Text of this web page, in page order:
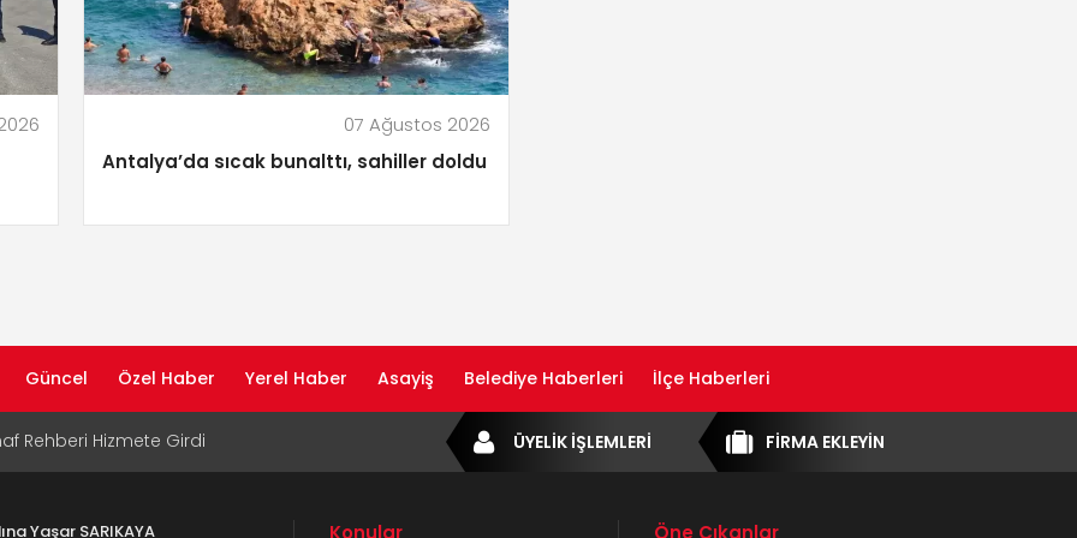
07 Ağustos 2026
Antalya’da sıcak bunalttı, sahiller doldu
Güncel Özel Haber Yerel Haber Asayiş Belediye Haberleri İlçe Haberleri
Rehberi Hizmete Girdi FİRMA EKLEYİN
ÜYELİK İŞLEMLERİ
Yaşar SARIKAYA Konular Öne Çıkanlar